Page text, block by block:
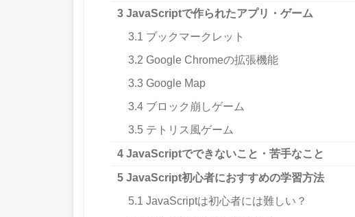
3 JavaScriptで作られたアプリ・ゲーム
3.1 ブックマークレット
3.2 Google Chromeの拡張機能
3.3 Google Map
3.4 ブロック崩しゲーム
3.5 テトリス風ゲーム
4 JavaScriptでできないこと・苦手なこと
5 JavaScript初心者におすすめの学習方法
5.1 JavaScriptは初心者には難しい？